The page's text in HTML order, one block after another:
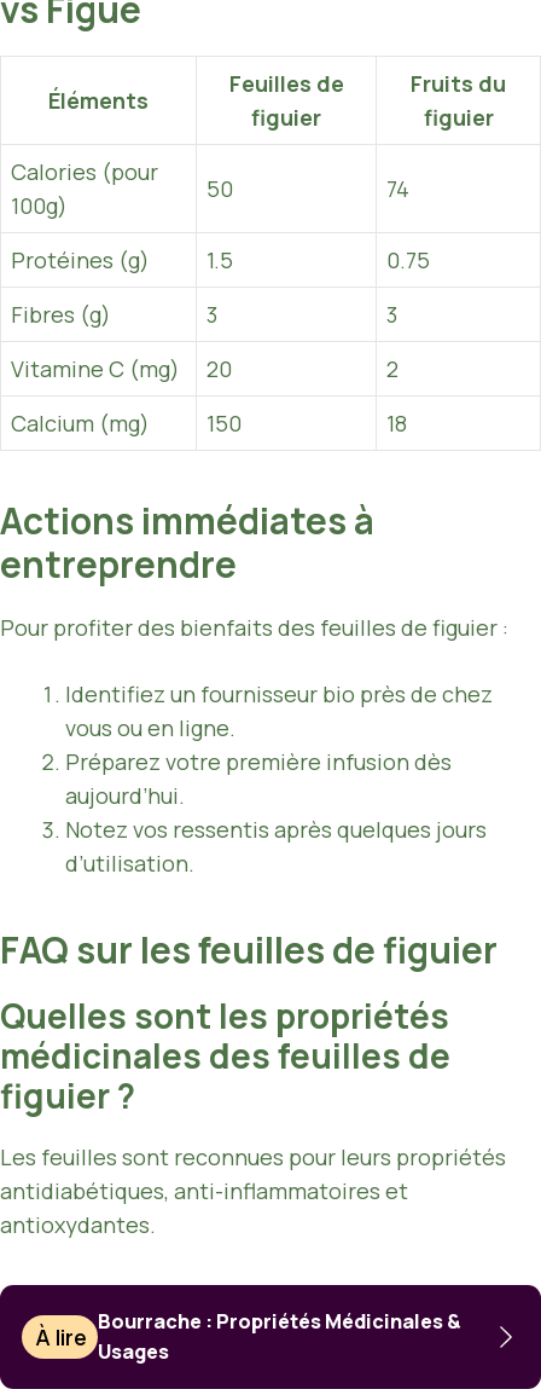
Éléments
Feuilles de
figuier
Fruits du
figuier
Calories (pour
100g)
50 74
Protéines (g) 1.5
0.75
Fibres (g)
3
3
Vitamine C (mg)
20
2
Calcium (mg)
150 18
Actions immédiates à
entreprendre
Pour profiter des bienfaits des feuilles de figuier :
Identifiez un fournisseur bio près de chez
vous ou en ligne.
Préparez votre première infusion dès
aujourd’hui.
Notez vos ressentis après quelques jours
d’utilisation.
FAQ sur les feuilles de figuier
Quelles sont les propriétés
médicinales des feuilles de
figuier ?
Les feuilles sont reconnues pour leurs propriétés
antidiabétiques, anti-inflammatoires et
antioxydantes.
À lire
Bourrache : Propriétés Médicinales &
Usages